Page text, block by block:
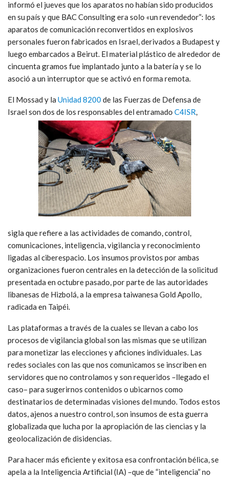
informó el jueves que los aparatos no habían sido producidos
en su país y que BAC Consulting era solo «un revendedor”: los
aparatos de comunicación reconvertidos en explosivos
personales fueron fabricados en Israel, derivados a Budapest y
luego embarcados a Beirut. El material plástico de alrededor de
cincuenta gramos fue implantado junto a la batería y se lo
asoció a un interruptor que se activó en forma remota.
El Mossad y la Unidad 8200 de las Fuerzas de Defensa de
Israel son dos de los responsables del entramado C4ISR,
sigla que refiere a las actividades de comando, control,
comunicaciones, inteligencia, vigilancia y reconocimiento
ligadas al ciberespacio. Los insumos provistos por ambas
organizaciones fueron centrales en la detección de la solicitud
presentada en octubre pasado, por parte de las autoridades
libanesas de Hizbolá, a la empresa taiwanesa Gold Apollo,
radicada en Taipéi.
Las plataformas a través de la cuales se llevan a cabo los
procesos de vigilancia global son las mismas que se utilizan
para monetizar las elecciones y aficiones individuales. Las
redes sociales con las que nos comunicamos se inscriben en
servidores que no controlamos y son requeridos –llegado el
caso– para sugerirnos contenidos o ubicarnos como
destinatarios de determinadas visiones del mundo. Todos estos
datos, ajenos a nuestro control, son insumos de esta guerra
globalizada que lucha por la apropiación de las ciencias y la
geolocalización de disidencias.
Para hacer más eficiente y exitosa esa confrontación bélica, se
apela a la Inteligencia Artificial (IA) –que de “inteligencia” no